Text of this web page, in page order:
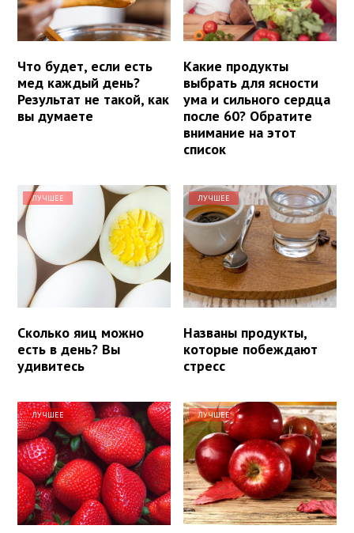
Что будет, если есть
мед каждый день?
Результат не такой, как
вы думаете
Какие продукты
выбрать для ясности
ума и сильного сердца
после 60? Обратите
внимание на этот
список
ЛУЧШЕЕ
Сколько яиц можно
есть в день? Вы
удивитесь
ЛУЧШЕЕ
Названы продукты,
которые побеждают
стресс
ЛУЧШЕЕ ЛУЧШЕЕ